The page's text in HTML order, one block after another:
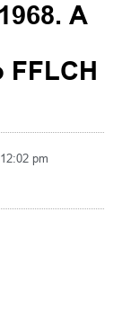
A
FFLCH
12:02 pm